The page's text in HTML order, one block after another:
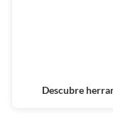
Descubre